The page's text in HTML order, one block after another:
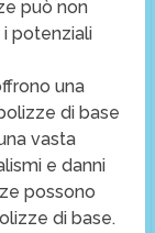
può non
potenziali
una
di base
vasta
e danni
possono
di base.